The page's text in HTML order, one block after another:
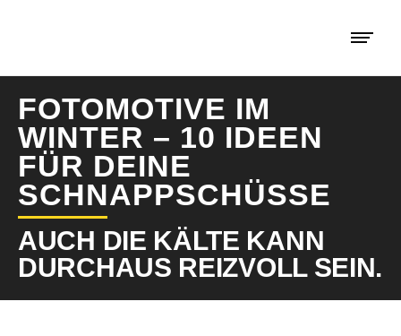
FOTOMOTIVE IM
WINTER – 10 IDEEN
FÜR DEINE
SCHNAPPSCHÜSSE
AUCH DIE KÄLTE KANN
DURCHAUS REIZVOLL SEIN.